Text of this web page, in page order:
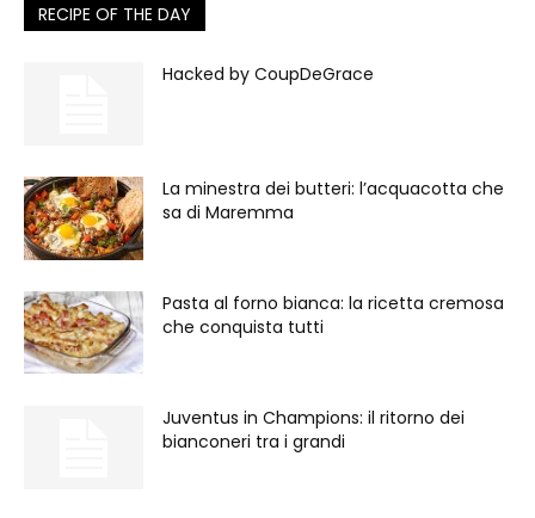
RECIPE OF THE DAY
Hacked by CoupDeGrace
La minestra dei butteri: l’acquacotta che
sa di Maremma
Pasta al forno bianca: la ricetta cremosa
che conquista tutti
Juventus in Champions: il ritorno dei
bianconeri tra i grandi